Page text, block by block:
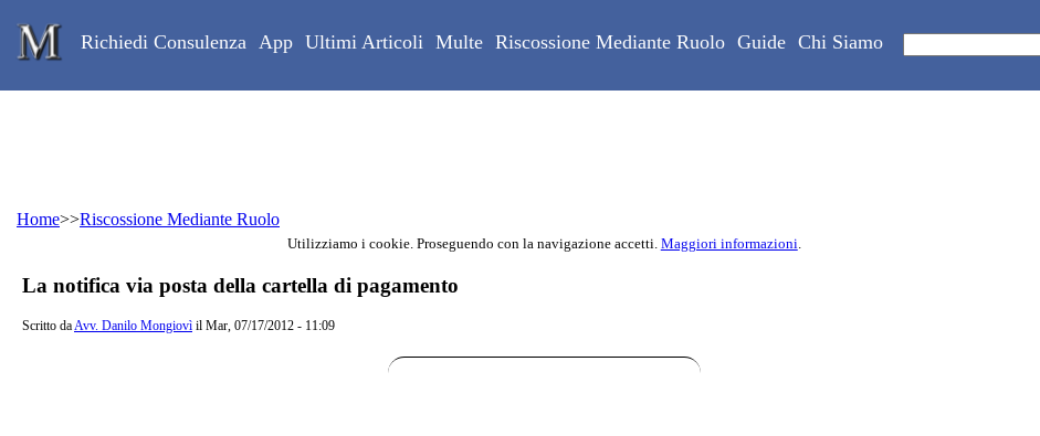
Studio Legale Mongiovì
Richiedi Consulenza App Ultimi Articoli Multe Riscossione Mediante Ruolo Guide Chi Siamo
Home>>Riscossione Mediante Ruolo
Contenuto principale della pagina
Utilizziamo i cookie. Proseguendo con la navigazione accetti. Maggiori informazioni.
La notifica via posta della cartella di pagamento
Scritto daAvv. Danilo Mongiovì il Mar, 07/17/2012 - 11:09